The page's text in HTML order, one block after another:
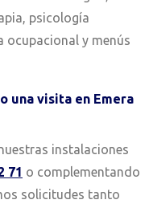
psicología
ocupacional y menús
una visita en Emera
instalaciones
71 o complementando
solicitudes tanto